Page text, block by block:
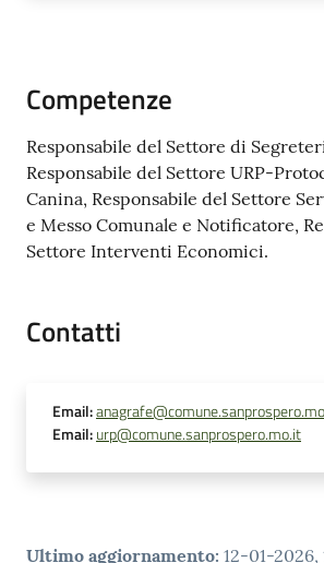
Competenze
Responsabile del Settore di
Responsabile del Settore URP-
Canina, Responsabile del Settore
e Messo Comunale e Notificatore,
Settore Interventi Economici.
Contatti
Email:
Email:urp@comune.sanprospero.mo.it
Ultimo aggiornamento: 12-01-2026,